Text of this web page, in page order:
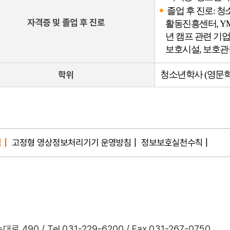
자격증 및 졸업 후 진로
졸업 후 진로: 청
활동진흥센터,
년 캠프 관련 기
보호시설, 보호
학위 청소년학사 (영문학
고정형 영상정보처리기기 운영방침 정보보호실천수칙